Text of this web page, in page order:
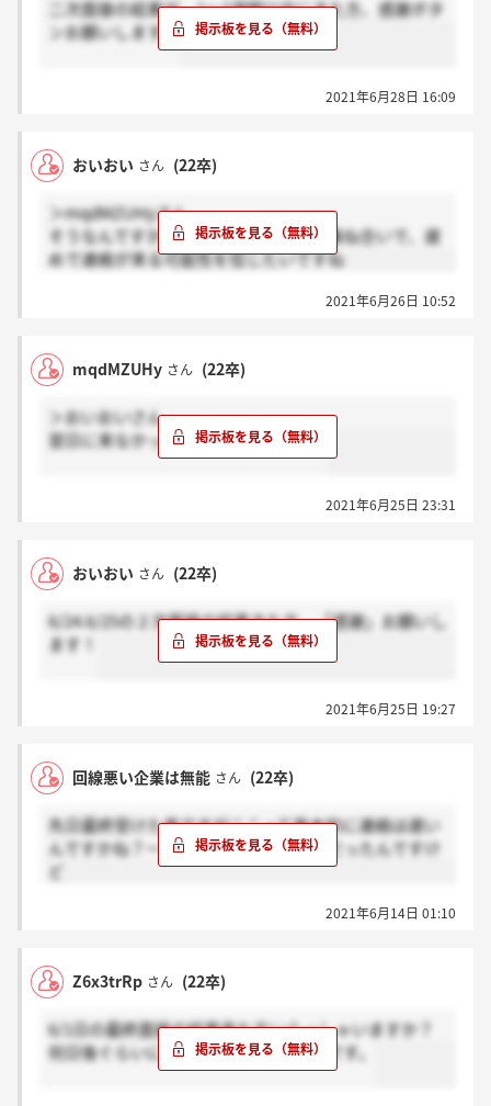
二次面接の結果が、1～2週間以内にきた方、感謝ボタ
ンお願いします。
2021年6月28日 16:09
おいおい さん (22卒)
＞mqdMZUHyさん
そうなんですかね～。内定辞退者との兼ね合いで、遅
めで連絡が来る可能性を信じたいですね
2021年6月26日 10:52
mqdMZUHy さん (22卒)
＞おいおいさん
翌日に来なかったら希望薄いですかね
2021年6月25日 23:31
おいおい さん (22卒)
6/24.6/25の２次面接の結果きた方、「感謝」お願いし
ます！
2021年6月25日 19:27
回線悪い企業は無能 さん (22卒)
先日最終受けた者ですがここって基本的に連絡は遅い
んですかね？一次と二次は翌日に連絡だったんですけ
ど
2021年6月14日 01:10
Z6x3trRp さん (22卒)
6/1日の最終面接の結果来た方いらっしゃいますか？
何日後ぐらいに来たか教えて頂きたいです。